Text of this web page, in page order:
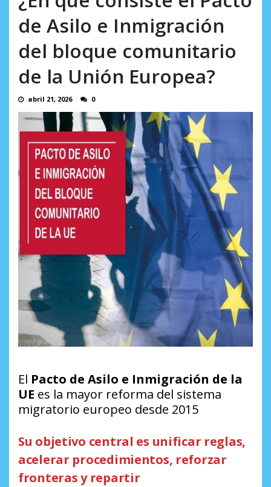
de Asilo e Inmigración
del bloque comunitario
de la Unión Europea?
abril 21, 2026 0
El Pacto de Asilo e Inmigración de la
UE es la mayor reforma del sistema
migratorio europeo desde 2015
Su objetivo central es unificar reglas,
acelerar procedimientos, reforzar
fronteras y repartir